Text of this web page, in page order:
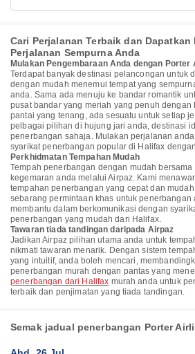
Cari Perjalanan Terbaik dan Dapatkan
Perjalanan Sempurna Anda
Mulakan Pengembaraan Anda dengan Porter
Terdapat banyak destinasi pelancongan untuk
dengan mudah menemui tempat yang
anda. Sama ada menuju ke bandar romantik
pusat bandar yang meriah yang penuh dengan
pantai yang tenang, ada sesuatu untuk setiap
pelbagai pilihan di hujung jari anda, destinasi
penerbangan sahaja. Mulakan perjalanan
syarikat penerbangan popular di Halifax
Perkhidmatan Tempahan Mudah
Tempah penerbangan dengan mudah
kegemaran anda melalui Airpaz. Kami
tempahan penerbangan yang cepat dan
sebarang permintaan khas untuk penerbangan
membantu dalam berkomunikasi dengan
penerbangan yang mudah dari Halifax.
Tawaran tiada tandingan daripada Airpaz
Jadikan Airpaz pilihan utama anda untuk
nikmati tawaran menarik. Dengan sistem
yang intuitif, anda boleh mencari,
penerbangan murah dengan pantas yang
penerbangan dari Halifax murah anda untuk
terbaik dan penjimatan yang tiada tandingan.
Semak jadual penerbangan Porter